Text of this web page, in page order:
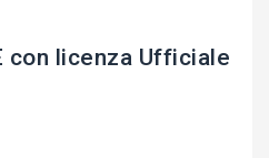
con licenza Ufficiale